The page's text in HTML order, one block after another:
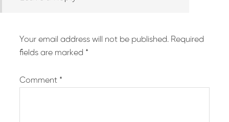
Your email address will not be published. Required
fields are marked *
Comment *